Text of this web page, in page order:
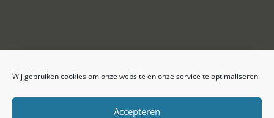
Wij gebruiken cookies om onze website en onze service te optimaliseren.
Accepteren
ONLINE ARCHIEF
Privacy beleid